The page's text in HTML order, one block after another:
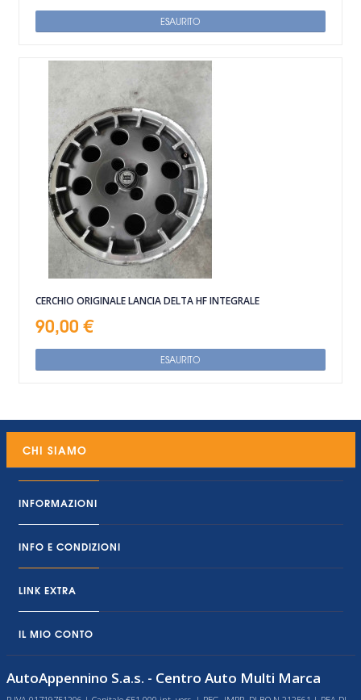
ESAURITO
CERCHIO ORIGINALE LANCIA DELTA HF INTEGRALE
90,00 €
ESAURITO
CHI SIAMO
INFORMAZIONI
INFO E CONDIZIONI
LINK EXTRA
IL MIO CONTO
AutoAppennino S.a.s. - Centro Auto Multi Marca